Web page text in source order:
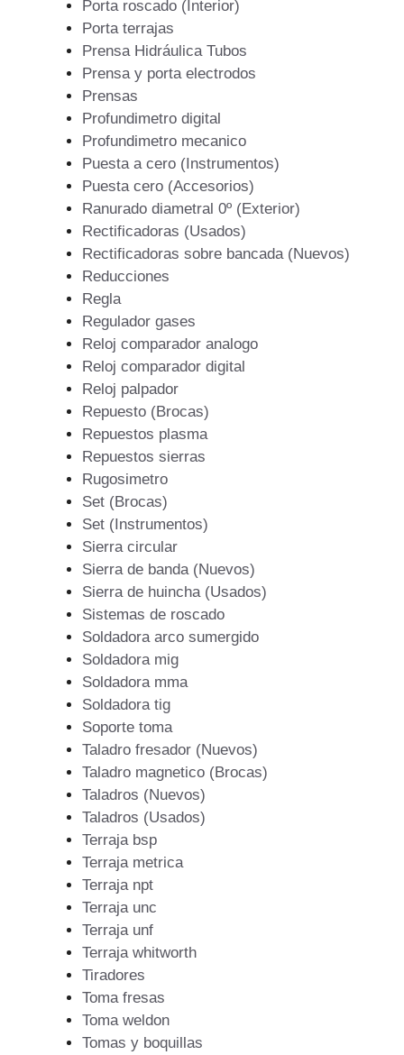
Porta roscado (Interior)
Porta terrajas
Prensa Hidráulica Tubos
Prensa y porta electrodos
Prensas
Profundimetro digital
Profundimetro mecanico
Puesta a cero (Instrumentos)
Puesta cero (Accesorios)
Ranurado diametral 0º (Exterior)
Rectificadoras (Usados)
Rectificadoras sobre bancada (Nuevos)
Reducciones
Regla
Regulador gases
Reloj comparador analogo
Reloj comparador digital
Reloj palpador
Repuesto (Brocas)
Repuestos plasma
Repuestos sierras
Rugosimetro
Set (Brocas)
Set (Instrumentos)
Sierra circular
Sierra de banda (Nuevos)
Sierra de huincha (Usados)
Sistemas de roscado
Soldadora arco sumergido
Soldadora mig
Soldadora mma
Soldadora tig
Soporte toma
Taladro fresador (Nuevos)
Taladro magnetico (Brocas)
Taladros (Nuevos)
Taladros (Usados)
Terraja bsp
Terraja metrica
Terraja npt
Terraja unc
Terraja unf
Terraja whitworth
Tiradores
Toma fresas
Toma weldon
Tomas y boquillas